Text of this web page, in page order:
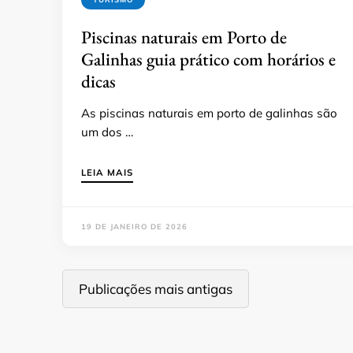
Piscinas naturais em Porto de
Galinhas guia prático com horários e
dicas
As piscinas naturais em porto de galinhas são
um dos …
LEIA MAIS
19 DE JANEIRO DE 2026
Navegação
porPublicações mais antigas